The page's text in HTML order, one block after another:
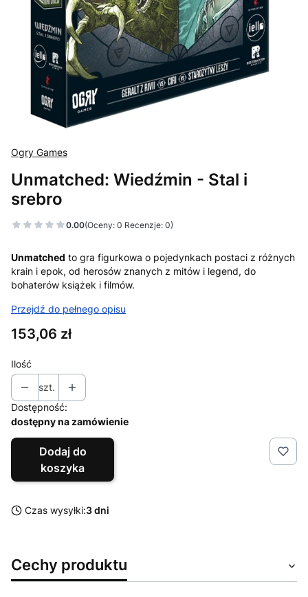
Ogry Games
Unmatched: Wiedźmin - Stal i
srebro
0.00(Oceny: 0 Recenzje: 0)
Unmatched to gra figurkowa o pojedynkach postaci z różnych
krain i epok, od herosów znanych z mitów i legend, do
bohaterów książek i filmów.
Przejdź do pełnego opisu
Cena
153,06 zł
Ilość
szt.
Dostępność:
dostępny na zamówienie
Dodaj do
koszyka
Czas wysyłki:3 dni
Cechy produktu